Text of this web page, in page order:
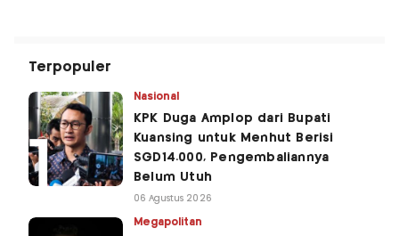
Terpopuler
Nasional
KPK Duga Amplop dari Bupati
Kuansing untuk Menhut Berisi
SGD14.000, Pengembaliannya
Belum Utuh
06 Agustus 2026
Megapolitan